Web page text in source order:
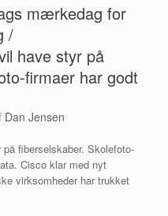
mærkedag for
/
have styr på
firmaer har godt
Dan Jensen
fiberselskaber. Skolefoto-
Cisco klar med nyt
virksomheder har trukket